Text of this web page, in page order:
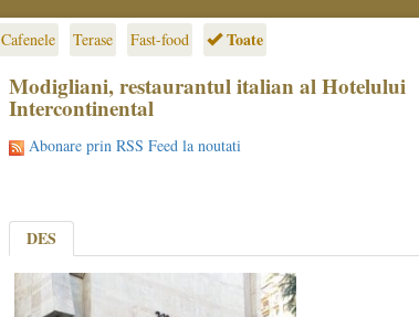
Cafenele Terase Fast-food Toate
Modigliani, restaurantul italian al Hotelului
Intercontinental
Abonare prin RSS Feed la noutati
DES